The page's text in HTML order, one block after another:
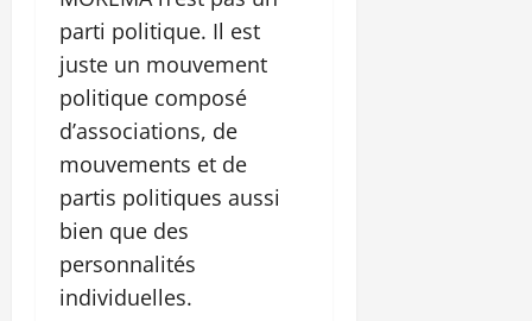
parti politique. Il est
juste un mouvement
politique composé
d’associations, de
mouvements et de
partis politiques aussi
bien que des
personnalités
individuelles.